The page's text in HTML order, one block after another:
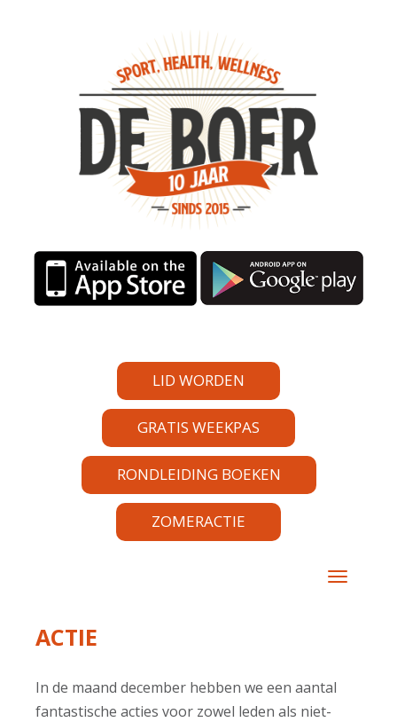
LID WORDEN
GRATIS WEEKPAS
RONDLEIDING BOEKEN
ZOMERACTIE
TOGGLE
ACTIE
In de maand december hebben we een aantal
fantastische acties voor zowel leden als niet-